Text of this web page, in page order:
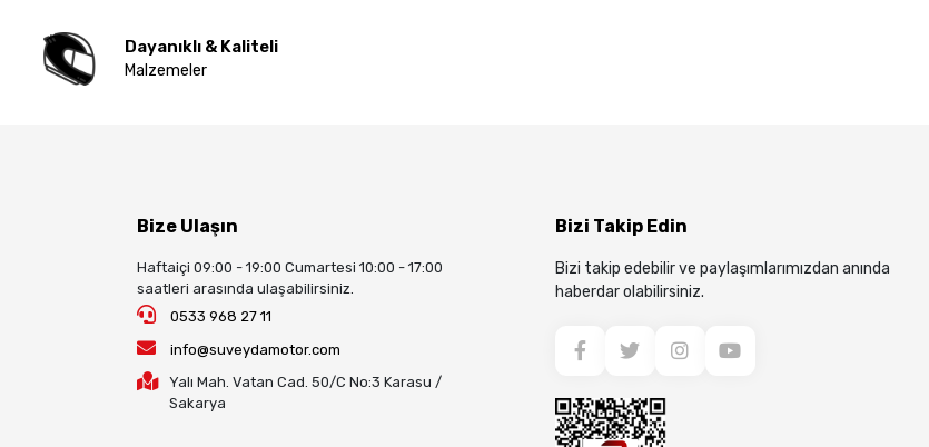
Dayanıklı & Kaliteli
Malzemeler
Bize Ulaşın
Haftaiçi 09:00 - 19:00 Cumartesi 10:00 - 17:00
saatleri arasında ulaşabilirsiniz.
0533 968 27 11
info@suveydamotor.com
Yalı Mah. Vatan Cad. 50/C No:3 Karasu /
Sakarya
Bizi Takip Edin
Bizi takip edebilir ve paylaşımlarımızdan anında
haberdar olabilirsiniz.